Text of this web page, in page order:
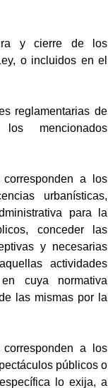
y cierre de los
o incluidos en el
reglamentarias de
mencionados
a los
urbanísticas,
para la
conceder las
y necesarias
actividades
cuya normativa
las mismas por la
a los
públicos o
lo exija, a